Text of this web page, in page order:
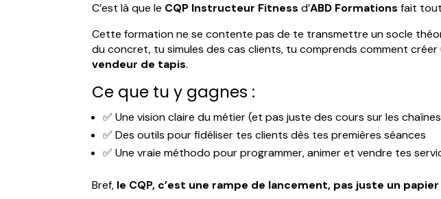
C’est là que le CQP Instructeur Fitness d’ABD Formations fait
Cette formation ne se contente pas de te transmettre un socle
du concret, tu simules des cas clients, tu comprends comment
vendeur de tapis.
Ce que tu y gagnes :
✅ Une vision claire du métier (et pas juste des cours sur les
✅ Des outils pour fidéliser tes clients dès tes premières séances
✅ Une vraie méthodo pour programmer, animer et vendre tes
Bref, le CQP, c’est une rampe de lancement, pas juste un